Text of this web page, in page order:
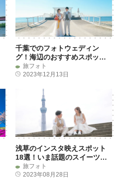
千葉でのフォトウェディン
グ！海辺のおすすめスポット
から撮影プランをご紹介
旅フォト
2023年12月13日
浅草のインスタ映えスポット
18選！いま話題のスイーツや
おすすめデートコースも
旅フォト
2023年08月28日